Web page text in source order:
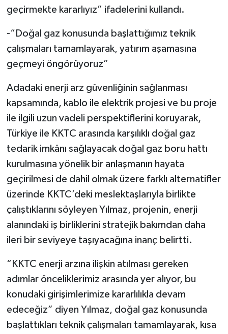
geçirmekte kararlıyız” ifadelerini kullandı.
-“Doğal gaz konusunda başlattığımız teknik
çalışmaları tamamlayarak, yatırım aşamasına
geçmeyi öngörüyoruz”
Adadaki enerji arz güvenliğinin sağlanması
kapsamında, kablo ile elektrik projesi ve bu proje
ile ilgili uzun vadeli perspektiflerini koruyarak,
Türkiye ile KKTC arasında karşılıklı doğal gaz
tedarik imkânı sağlayacak doğal gaz boru hattı
kurulmasına yönelik bir anlaşmanın hayata
geçirilmesi de dahil olmak üzere farklı alternatifler
üzerinde KKTC’deki meslektaşlarıyla birlikte
çalıştıklarını söyleyen Yılmaz, projenin, enerji
alanındaki iş birliklerini stratejik bakımdan daha
ileri bir seviyeye taşıyacağına inanç belirtti.
“KKTC enerji arzına ilişkin atılması gereken
adımlar önceliklerimiz arasında yer alıyor, bu
konudaki girişimlerimize kararlılıkla devam
edeceğiz” diyen Yılmaz, doğal gaz konusunda
başlattıkları teknik çalışmaları tamamlayarak, kısa